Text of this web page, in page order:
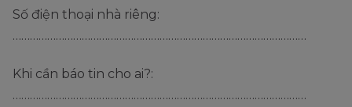
Số điện thoại nhà riêng:
…………………………………………………………………………………………
Khi cần báo tin cho ai?:
…………………………………………………………………………………………